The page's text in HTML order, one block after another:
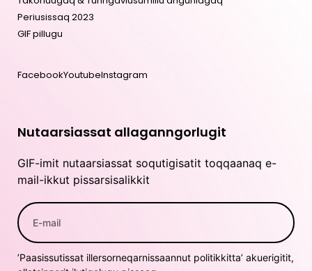
Periusissaq 2023
GIF pillugu
FacebookYoutubeInstagram
Nutaarsiassat allaganngorlugit
GIF-imit nutaarsiassat soqutigisatit toqqaanaq e-
mail-ikkut pissarsisalikkit
’Paasissutissat illersorneqarnissaannut politikkitta’ akuerigitit,